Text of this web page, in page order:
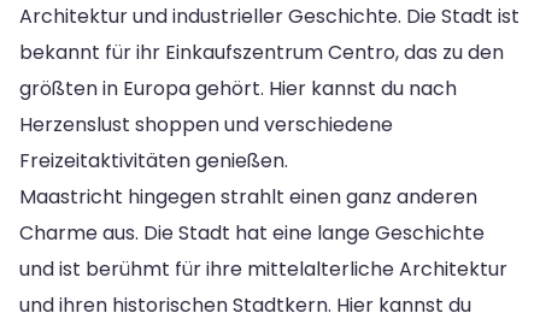
Architektur und industrieller Geschichte. Die Stadt ist
bekannt für ihr Einkaufszentrum Centro, das zu den
größten in Europa gehört. Hier kannst du nach
Herzenslust shoppen und verschiedene
Freizeitaktivitäten genießen.
Maastricht hingegen strahlt einen ganz anderen
Charme aus. Die Stadt hat eine lange Geschichte
und ist berühmt für ihre mittelalterliche Architektur
und ihren historischen Stadtkern. Hier kannst du